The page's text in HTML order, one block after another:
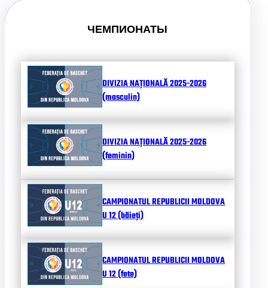
ЧЕМПИОНАТЫ
DIVIZIA NAȚIONALĂ 2025-2026
(masculin)
DIVIZIA NAȚIONALĂ 2025-2026
(feminin)
CAMPIONATUL REPUBLICII MOLDOVA
U 12 (băieți)
CAMPIONATUL REPUBLICII MOLDOVA
U 12 (fete)